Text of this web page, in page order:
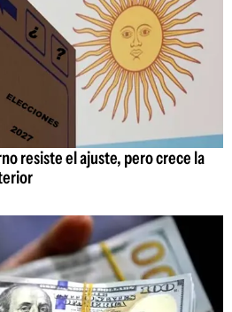
resiste el ajuste, pero crece la